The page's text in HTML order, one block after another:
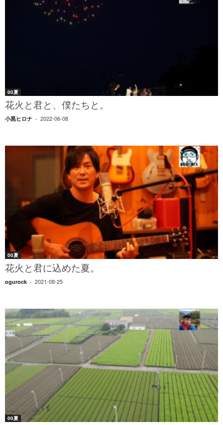
00夏
花火と君と、僕たちと。
小黒ヒロナ - 2022-06-08
00夏
花火と君に込めた夏。
ogurock - 2021-08-25
00夏